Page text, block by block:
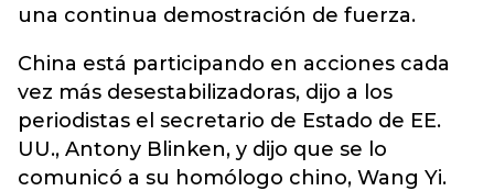
una continua demostración de fuerza.
China está participando en acciones cada
vez más desestabilizadoras, dijo a los
periodistas el secretario de Estado de EE.
UU., Antony Blinken, y dijo que se lo
comunicó a su homólogo chino, Wang Yi.